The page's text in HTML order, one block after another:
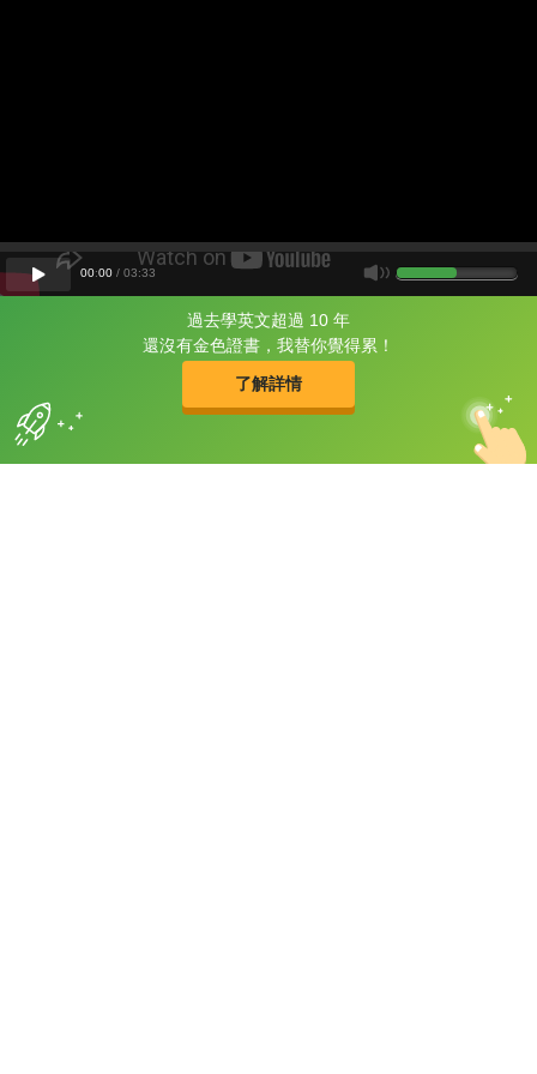
過去學英文超過 10 年
還沒有金色證書，我替你覺得累！
了解詳情
片尾有
攻其不背
的品牌故事
00:00 / 03:33